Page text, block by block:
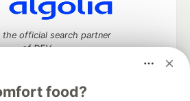
food?
the official search partner
of DEV